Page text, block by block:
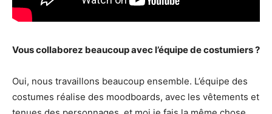
Vous collaborez beaucoup avec l’équipe de costumiers ?
Oui, nous travaillons beaucoup ensemble. L’équipe des
costumes réalise des moodboards, avec les vêtements et